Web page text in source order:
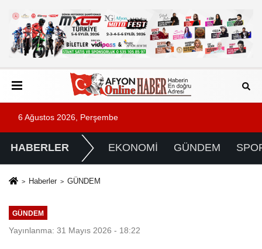
6 Ağustos 2026, Perşembe
HABERLER EKONOMİ GÜNDEM
Haberler GÜNDEM
GÜNDEM
Yayınlanma: 31 Mayıs 2026 - 18:22